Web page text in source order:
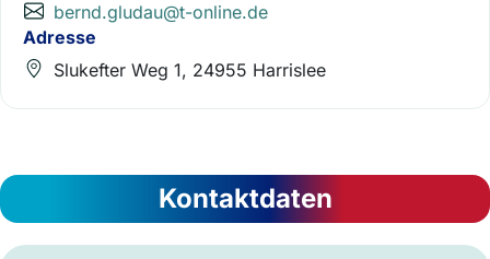
bernd.gludau@t-online.de
Adresse
Slukefter Weg 1, 24955 Harrislee
Kontaktdaten